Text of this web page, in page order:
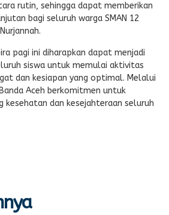
rutin, sehingga dapat memberikan
bagi seluruh warga SMAN 12
pagi ini diharapkan dapat menjadi
siswa untuk memulai aktivitas
dan kesiapan yang optimal. Melalui
Aceh berkomitmen untuk
kesehatan dan kesejahteraan seluruh